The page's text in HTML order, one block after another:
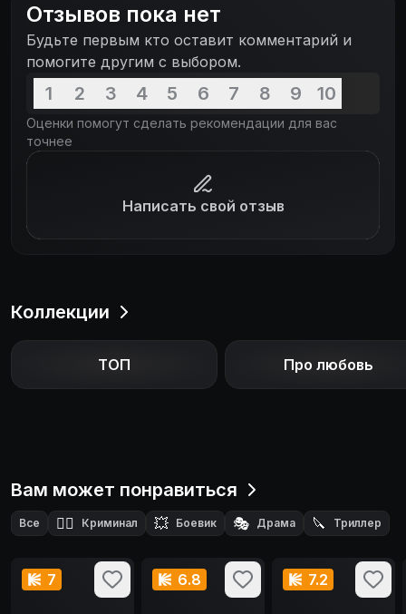
попытки Джеймса начать новую жизнь не
складываются: из-за тюремного прошлого он не
может рассчитывать на хорошую работу и
получает отказы в кредитовании своего бизнеса.
Видя это, Френки предлагает Джеймсу «провести
небольшое дельце». Он клянется, что это в
последний раз и после ограбления банка в Новом
Орлеане у них будут деньги, и они вернут свою
жизнь, которую когда-то потеряли. В результате
«небольшое дельце» станет одним из самых
кровавых и драматических налетов в истории
Отзывов пока нет
Будьте первым кто оставит комментарий и
помогите другим с выбором.
1 2 3 4 5 6 7 8 9 10
Оценки помогут сделать рекомендации для вас
точнее
Написать свой отзыв
Коллекции
ТОП Про любовь
Вам может понравиться
Все 🕵️‍♂️ Криминал 💥 Боевик 🎭 Драма 🔪 Триллер
7 6.8 7.2